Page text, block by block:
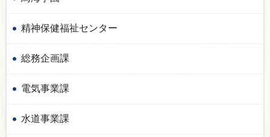
精神保健福祉センター
総務企画課
電気事業課
水道事業課